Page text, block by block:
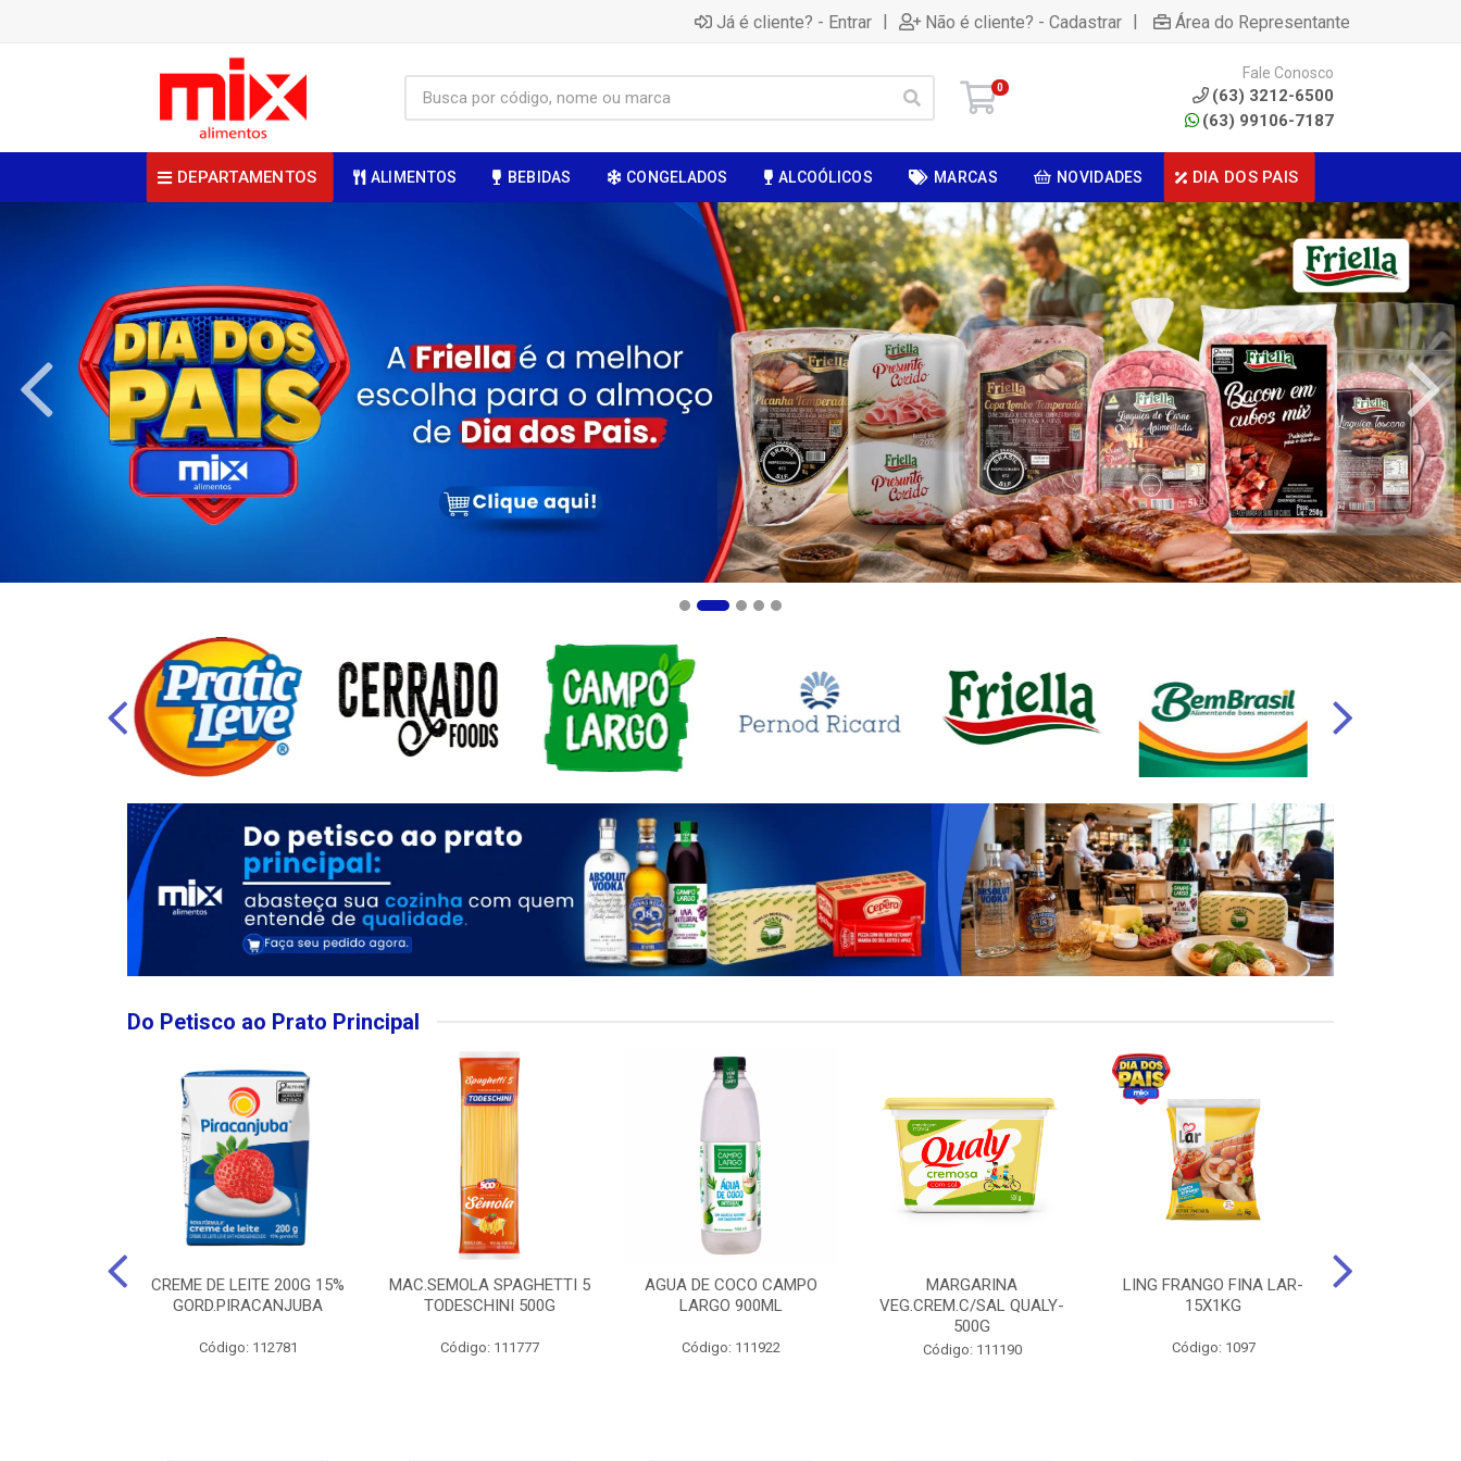
Já é cliente? - Entrar | Não é cliente? - Cadastrar | Área do Representante
0
Fale Conosco
(63) 3212-6500
(63) 99106-7187
DEPARTAMENTOS ALIMENTOS BEBIDAS CONGELADOS ALCOÓLICOS MARCAS NOVIDADES DIA DOS PAIS
Do Petisco ao Prato Principal
CREME DE LEITE 200G 15%
GORD.PIRACANJUBA
Código: 112781
MAC.SEMOLA SPAGHETTI 5
TODESCHINI 500G
Código: 111777
AGUA DE COCO CAMPO
LARGO 900ML
Código: 111922
MARGARINA
VEG.CREM.C/SAL QUALY-
500G
Código: 111190
LING FRANGO FINA LAR-
15X1KG
Código: 1097